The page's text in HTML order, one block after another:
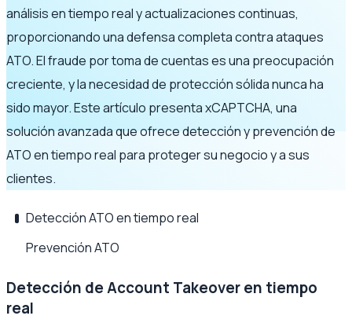
análisis en tiempo real y actualizaciones continuas,
proporcionando una defensa completa contra ataques
ATO. El fraude por toma de cuentas es una preocupación
creciente, y la necesidad de protección sólida nunca ha
sido mayor. Este artículo presenta xCAPTCHA, una
solución avanzada que ofrece detección y prevención de
ATO en tiempo real para proteger su negocio y a sus
clientes.
Detección ATO en tiempo real
Prevención ATO
Detección de Account Takeover en tiempo
real